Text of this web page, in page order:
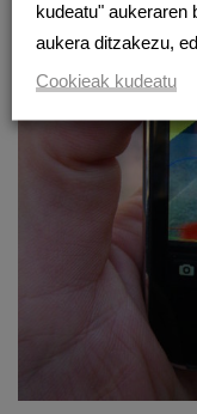
kudeatu" aukeraren
aukera ditzakezu,
Cookieak kudeatu